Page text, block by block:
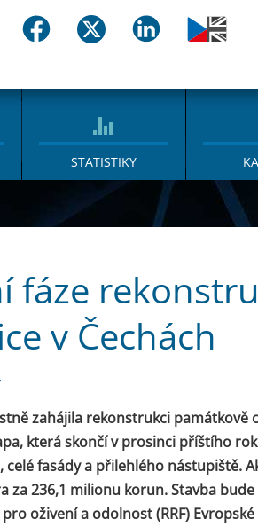
STATISTIKY
fáze
v Čechách
zahájila rekonstrukci památkově
která skončí v prosinci příštího
fasády a přilehlého nástupiště.
za 236,1 milionu korun. Stavba
oživení a odolnost (RRF)